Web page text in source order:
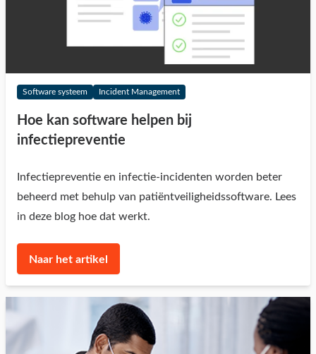
Software systeem Incident Management
Hoe kan software helpen bij
infectiepreventie
Infectiepreventie en infectie-incidenten worden beter
beheerd met behulp van patiëntveiligheidssoftware. Lees
in deze blog hoe dat werkt.
Naar het artikel